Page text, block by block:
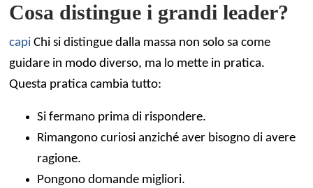
Cosa distingue i grandi leader?
capi Chi si distingue dalla massa non solo sa come
guidare in modo diverso, ma lo mette in pratica.
Questa pratica cambia tutto:
Si fermano prima di rispondere.
Rimangono curiosi anziché aver bisogno di avere
ragione.
Pongono domande migliori.